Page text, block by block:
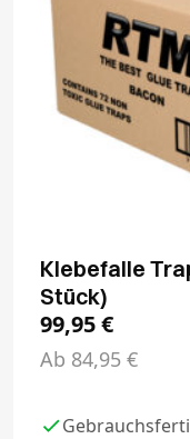
Klebefalle
Stück)
99,95€
Ab 84,95 €